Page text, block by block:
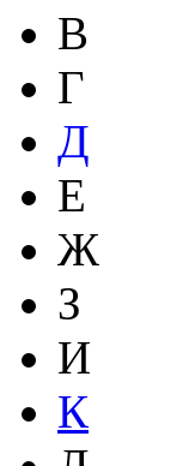
В
Г
Д
Е
Ж
З
И
К